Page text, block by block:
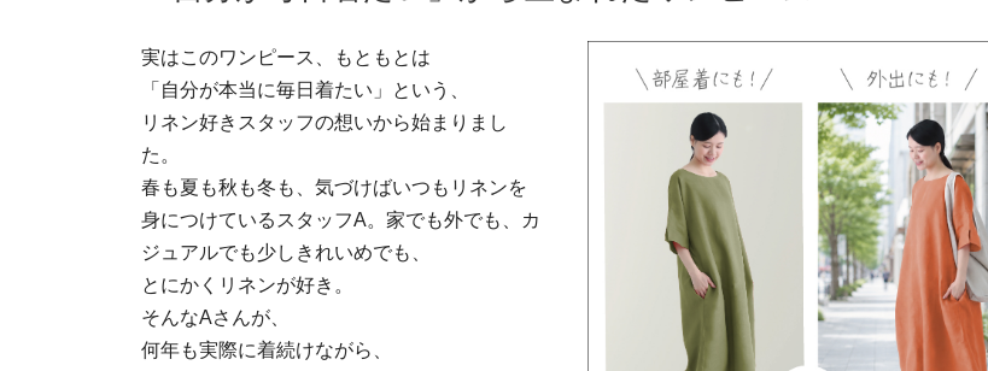
実はこのワンピース、もともとは
「自分が本当に毎日着たい」という、
リネン好きスタッフの想いから始まりまし
た。
春も夏も秋も冬も、気づけばいつもリネンを
身につけているスタッフA。家でも外でも、カ
ジュアルでも少しきれいめでも、
とにかくリネンが好き。
そんなAさんが、
何年も実際に着続けながら、